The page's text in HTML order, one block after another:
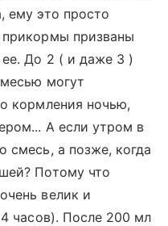
ему это просто
призваны
ее. До 2 ( и даже 3 )
могут
кормления ночью,
А если утром в
смесь, а позже, когда
Потому что
велик и
часов). После 200 мл